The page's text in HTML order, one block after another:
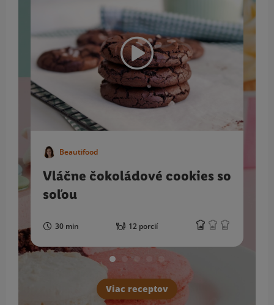
Beautifood
Vláčne čokoládové cookies so
soľou
30 min 12 porcií
Viac receptov